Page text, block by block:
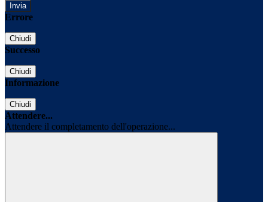
Errore
Chiudi
Successo
Chiudi
Informazione
Chiudi
Attendere...
Attendere il completamento dell'operazione...